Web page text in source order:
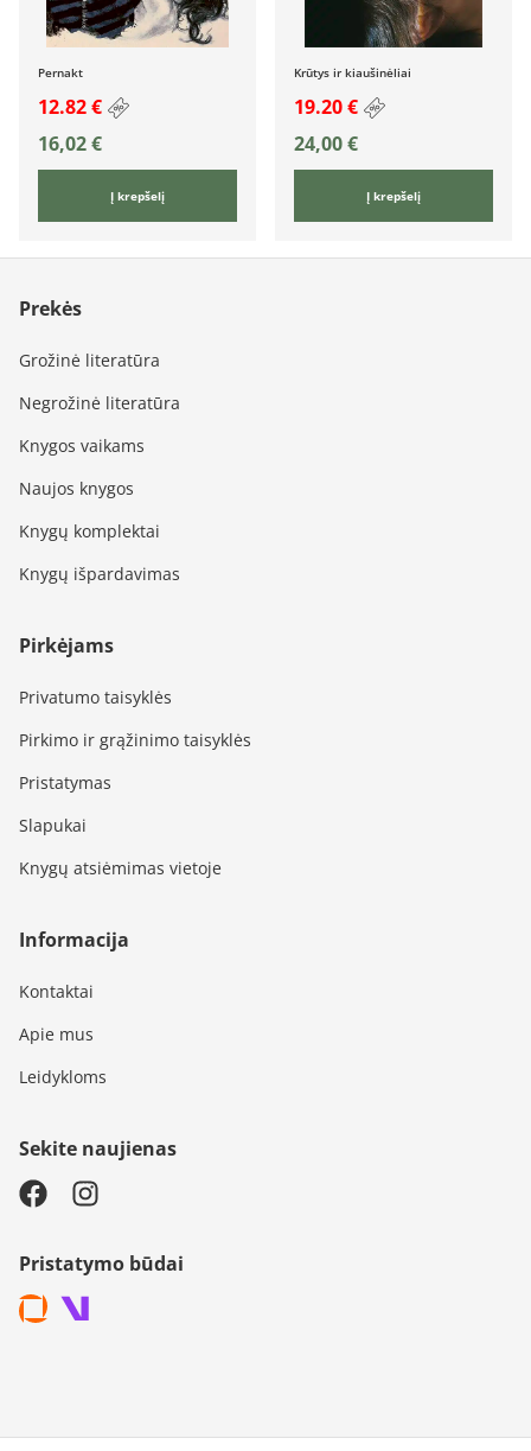
Pernakt
12.82 €
16,02€
Į krepšelį
Krūtys ir kiaušinėliai
19.20 €
24,00€
Į krepšelį
Prekės
Grožinė literatūra
Negrožinė literatūra
Knygos vaikams
Naujos knygos
Knygų komplektai
Knygų išpardavimas
Pirkėjams
Privatumo taisyklės
Pirkimo ir grąžinimo taisyklės
Pristatymas
Slapukai
Knygų atsiėmimas vietoje
Informacija
Kontaktai
Apie mus
Leidykloms
Sekite naujienas
Pristatymo būdai